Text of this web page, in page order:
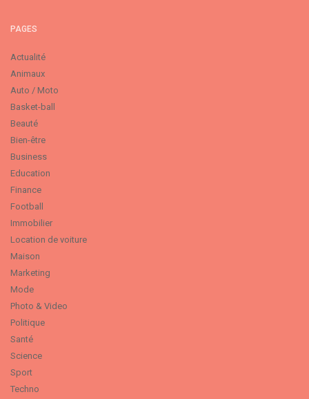
PAGES
Actualité
Animaux
Auto / Moto
Basket-ball
Beauté
Bien-être
Business
Education
Finance
Football
Immobilier
Location de voiture
Maison
Marketing
Mode
Photo & Video
Politique
Santé
Science
Sport
Techno